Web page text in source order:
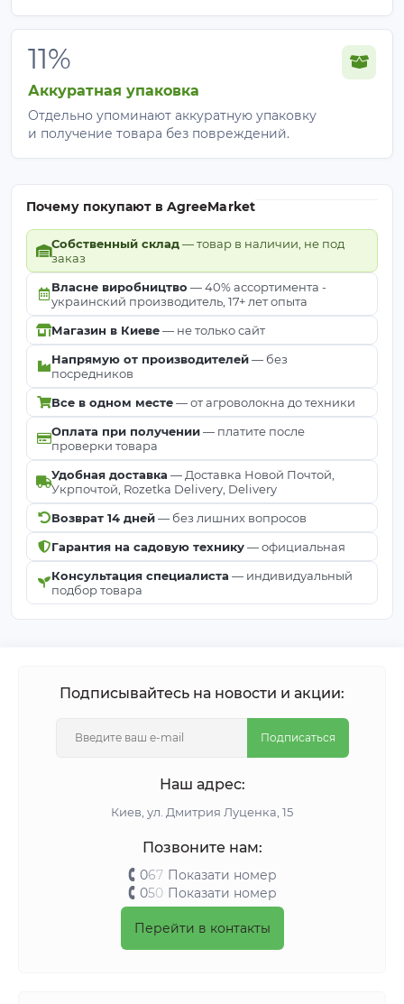
11%
Аккуратная упаковка
Отдельно упоминают аккуратную упаковку
и получение товара без повреждений.
Почему покупают в AgreeMarket
Собственный склад— товар в наличии, не под
заказ
Власне виробництво — 40% ассортимента -
украинский производитель, 17+ лет опыта
Магазин в Киеве— не только сайт
Напрямую от производителей— без
посредников
Все в одном месте— от агроволокна до техники
Оплата при получении— платите после
проверки товара
Удобная доставка — Доставка Новой Почтой,
Укрпочтой, Rozetka Delivery, Delivery
Возврат 14 дней— без лишних вопросов
Гарантия на садовую технику— официальная
Консультация специалиста — индивидуальный
подбор товара
Подписывайтесь на новости и акции:
Подписаться
Наш адрес:
Киeв, ул. Дмитрия Луценка, 15
Позвоните нам:
067 Показати номер
050 Показати номер
Перейти в контакты